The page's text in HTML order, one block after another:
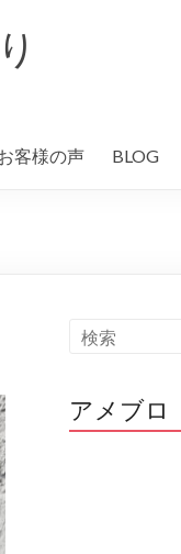
客様の声 BLOG
アメブ